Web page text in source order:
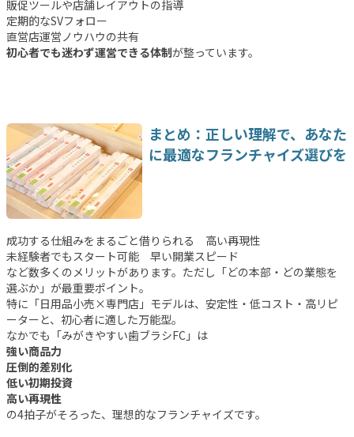
販促ツールや店舗レイアウトの指導
定期的なSVフォロー
直営店運営ノウハウの共有
初心者でも迷わず運営できる体制が整っています。
まとめ：正しい理解で、あなた
に最適なフランチャイズ選びを
成功する仕組みをまるごと借りられる 高い再現性
未経験者でもスタート可能 早い開業スピード
など数多くのメリットがあります。ただし「どの本部・どの業態を
選ぶか」が最重要ポイント。
特に「日用品小売×専門店」モデルは、安定性・低コスト・高リピ
ーターと、初心者に適した万能型。
なかでも「みがきやすい歯ブラシFC」は
強い商品力
圧倒的差別化
低い初期投資
高い再現性
の4拍子がそろった、理想的なフランチャイズです。